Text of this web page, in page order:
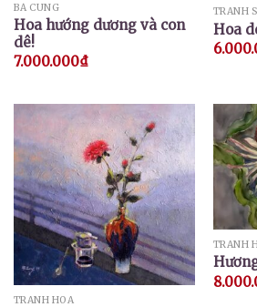
BÁ CUNG
Hoa hướng dương và con
dê!
7.000.000₫
TRANH
Hoa
TRANH HOA
TRANH